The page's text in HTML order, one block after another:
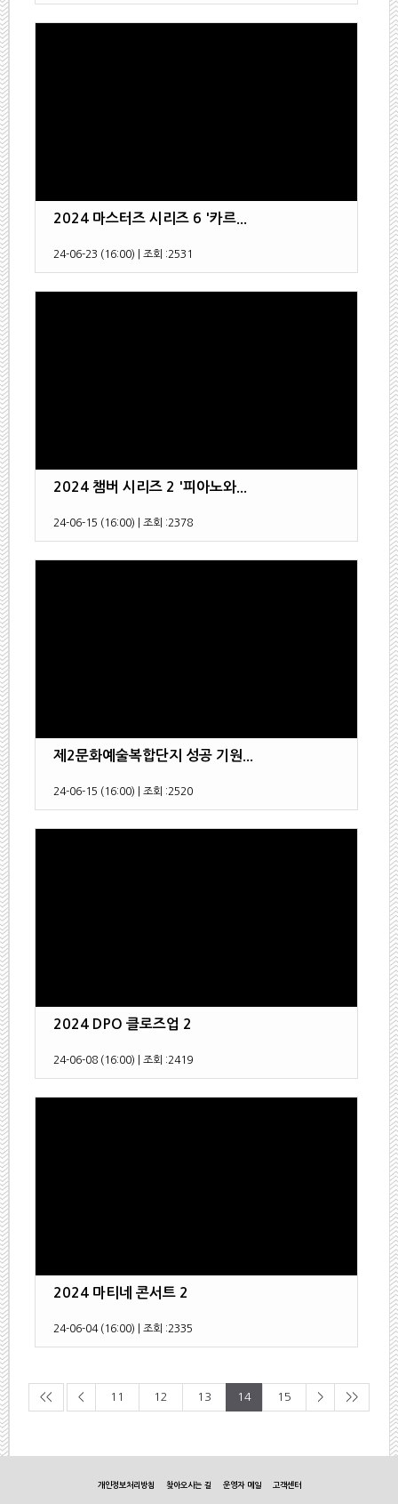
2024 마스터즈 시리즈 6 '카르...
24-06-23 (16:00) 조회 :2531
2024 챔버 시리즈 2 '피아노와...
24-06-15 (16:00) 조회 :2378
제2문화예술복합단지 성공 기원...
24-06-15 (16:00) 조회 :2520
2024 DPO 클로즈업 2
24-06-08 (16:00) 조회 :2419
2024 마티네 콘서트 2
24-06-04 (16:00) 조회 :2335
<< < 11 12 13 14 15 > >>
개인정보처리방침 찾아오시는 길 운영자 메일 고객센터